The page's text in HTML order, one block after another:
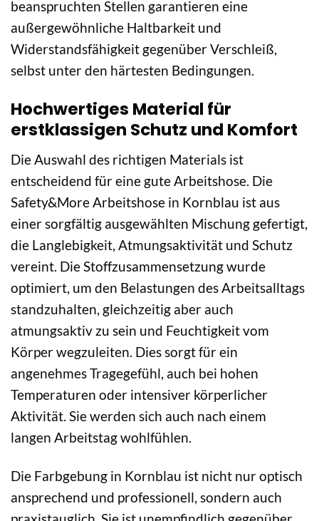
beanspruchten Stellen garantieren eine
außergewöhnliche Haltbarkeit und
Widerstandsfähigkeit gegenüber Verschleiß,
selbst unter den härtesten Bedingungen.
Hochwertiges Material für
erstklassigen Schutz und Komfort
Die Auswahl des richtigen Materials ist
entscheidend für eine gute Arbeitshose. Die
Safety&More Arbeitshose in Kornblau ist aus
einer sorgfältig ausgewählten Mischung gefertigt,
die Langlebigkeit, Atmungsaktivität und Schutz
vereint. Die Stoffzusammensetzung wurde
optimiert, um den Belastungen des Arbeitsalltags
standzuhalten, gleichzeitig aber auch
atmungsaktiv zu sein und Feuchtigkeit vom
Körper wegzuleiten. Dies sorgt für ein
angenehmes Tragegefühl, auch bei hohen
Temperaturen oder intensiver körperlicher
Aktivität. Sie werden sich auch nach einem
langen Arbeitstag wohlfühlen.
Die Farbgebung in Kornblau ist nicht nur optisch
ansprechend und professionell, sondern auch